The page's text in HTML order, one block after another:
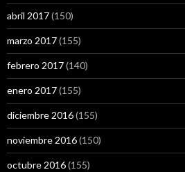
abril 2017(150)
marzo 2017(155)
febrero 2017(140)
enero 2017(155)
diciembre 2016(155)
noviembre 2016(150)
octubre 2016(155)